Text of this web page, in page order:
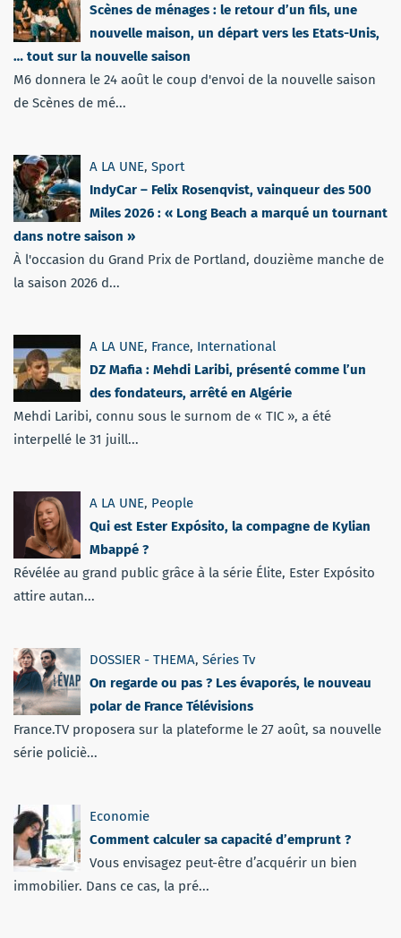
Scènes de ménages : le retour d’un fils, une
nouvelle maison, un départ vers les Etats-Unis,
… tout sur la nouvelle saison
M6 donnera le 24 août le coup d'envoi de la nouvelle saison
de Scènes de mé...
A LA UNE, Sport
IndyCar – Felix Rosenqvist, vainqueur des 500
Miles 2026 : « Long Beach a marqué un tournant
dans notre saison »
À l'occasion du Grand Prix de Portland, douzième manche de
la saison 2026 d...
A LA UNE, France, International
DZ Mafia : Mehdi Laribi, présenté comme l’un
des fondateurs, arrêté en Algérie
Mehdi Laribi, connu sous le surnom de « TIC », a été
interpellé le 31 juill...
A LA UNE, People
Qui est Ester Expósito, la compagne de Kylian
Mbappé ?
Révélée au grand public grâce à la série Élite, Ester Expósito
attire autan...
DOSSIER - THEMA, Séries Tv
On regarde ou pas ? Les évaporés, le nouveau
polar de France Télévisions
France.TV proposera sur la plateforme le 27 août, sa nouvelle
série policiè...
Economie
Comment calculer sa capacité d’emprunt ?
Vous envisagez peut-être d’acquérir un bien
immobilier. Dans ce cas, la pré...